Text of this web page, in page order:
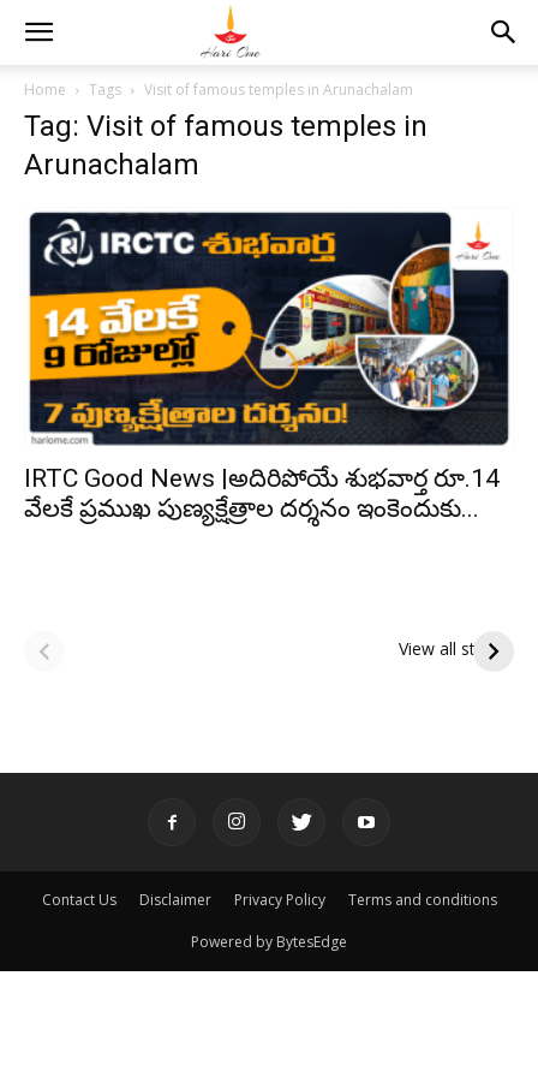
Home Tags Visit of famous temples in Arunachalam
Tag: Visit of famous temples in
Arunachalam
IRTC Good News |అదిరిపోయే శుభవార్త రూ.14
వేలకే ప్రముఖ పుణ్యక్షేత్రాల దర్శనం ఇంకెందుకు...
View all stories
పితృదేవతల ఆశీర్వాదం
ఇంద్రకీలాద్రి గిరి ప్రదక్షిణ
Contact Us Disclaimer Privacy Policy Terms and conditions
Powered by BytesEdge